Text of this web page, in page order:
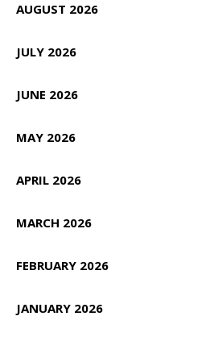
AUGUST 2026
JULY 2026
JUNE 2026
MAY 2026
APRIL 2026
MARCH 2026
FEBRUARY 2026
JANUARY 2026